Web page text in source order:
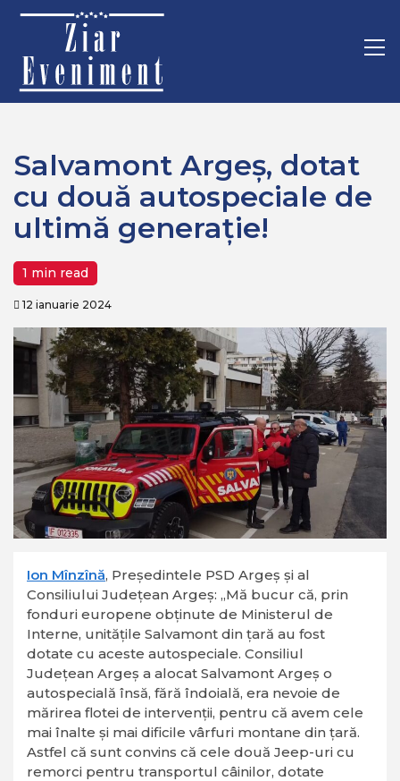
Politica
Salvamont Argeş, dotat cu două autospeciale de ultimă
generaţie!
Salvamont Argeş, dotat
cu două autospeciale de
ultimă generaţie!
1 min read
12 ianuarie 2024
Ion Mînzînă, Preşedintele PSD Argeş şi al
Consiliului Judeţean Argeş: „Mă bucur că, prin
fonduri europene obținute de Ministerul de
Interne, unitățile Salvamont din țară au fost
dotate cu aceste autospeciale. Consiliul
Judeţean Argeş a alocat Salvamont Argeș o
autospecială însă, fără îndoială, era nevoie de
mărirea flotei de intervenții, pentru că avem cele
mai înalte și mai dificile vârfuri montane din țară.
Astfel că sunt convins că cele două Jeep-uri cu
remorci pentru transportul câinilor, dotate